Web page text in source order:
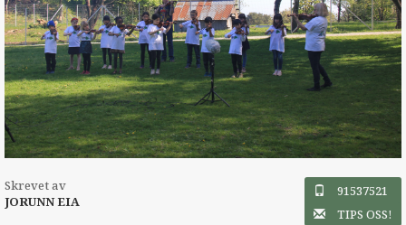
Skrevet av
JORUNN EIA
91537521
TIPS OSS!